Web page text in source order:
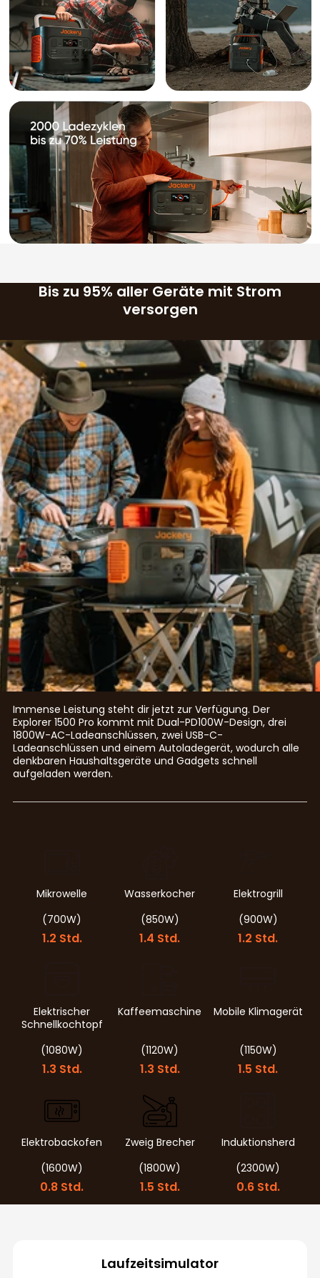
Bis zu 95% aller Geräte mit Strom
versorgen
Immense Leistung steht dir jetzt zur Verfügung. Der
Explorer 1500 Pro kommt mit Dual-PD100W-Design, drei
1800W-AC-Ladeanschlüssen, zwei USB-C-
Ladeanschlüssen und einem Autoladegerät, wodurch alle
denkbaren Haushaltsgeräte und Gadgets schnell
aufgeladen werden.
Mikrowelle
(700W)
1.2 Std.
Wasserkocher
(850W)
1.4 Std.
Elektrogrill
(900W)
1.2 Std.
Elektrischer
Schnellkochtopf
(1080W)
1.3 Std.
Kaffeemaschine
(1120W)
1.3 Std.
Mobile Klimagerät
(1150W)
1.5 Std.
Elektrobackofen
(1600W)
0.8 Std.
Zweig Brecher
(1800W)
1.5 Std.
Induktionsherd
(2300W)
0.6 Std.
Laufzeitsimulator